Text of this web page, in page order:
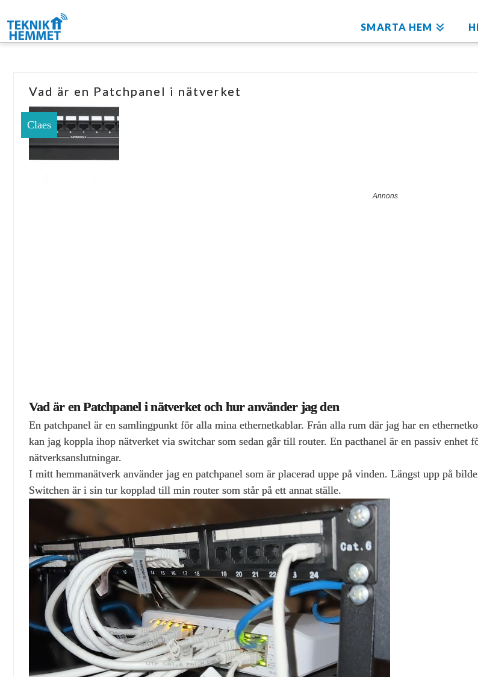
SMARTA HEM
Vad är en Patchpanel i nätverket
Claes
Vad är en Patchpanel i nätverket och hur använder jag den
En patchpanel är en samlingpunkt för alla mina ethernetkablar. Från alla rum där jag har en
kan jag koppla ihop nätverket via switchar som sedan går till router. En pacthanel är en passiv enhet
nätverksanslutningar.
I mitt hemmanätverk använder jag en patchpanel som är placerad uppe på vinden. Längst upp på
Switchen är i sin tur kopplad till min router som står på ett annat ställe.